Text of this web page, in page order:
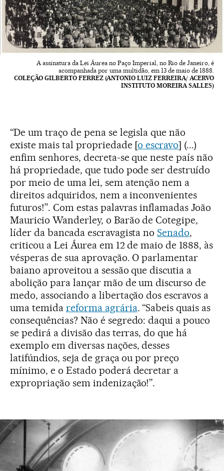
A assinatura da Lei Áurea no Paço Imperial, no Rio de Janeiro, é
acompanhada por uma multidão, em 13 de maio de 1888.
COLEÇÃO GILBERTO FERREZ (ANTONIO LUIZ FERREIRA/ ACERVO
INSTITUTO MOREIRA SALLES)
“De um traço de pena se legisla que não
existe mais tal propriedade [o escravo] (...)
enfim senhores, decreta-se que neste país não
há propriedade, que tudo pode ser destruído
por meio de uma lei, sem atenção nem a
direitos adquiridos, nem a inconvenientes
futuros!”. Com estas palavras inflamadas João
Mauricio Wanderley, o Barão de Cotegipe,
líder da bancada escravagista noSenado,
criticou a Lei Áurea em 12 de maio de 1888, às
vésperas de sua aprovação. O parlamentar
baiano aproveitou a sessão que discutia a
abolição para lançar mão de um discurso de
medo, associando a libertação dos escravos a
uma temida reforma agrária. “Sabeis quais as
consequências? Não é segredo: daqui a pouco
se pedirá a divisão das terras, do que há
exemplo em diversas nações, desses
latifúndios, seja de graça ou por preço
mínimo, e o Estado poderá decretar a
expropriação sem indenização!”.